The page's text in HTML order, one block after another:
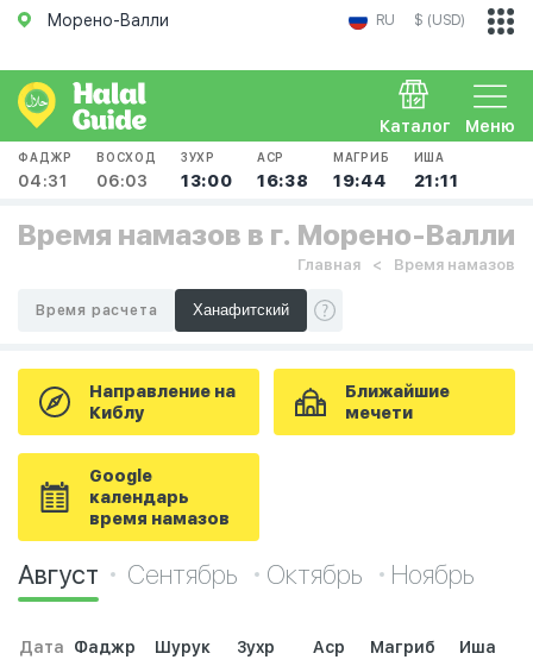
Морено-Валли RU $ (USD)
Меню
Каталог
ФАДЖР
04:31
ВОСХОД
06:03
ЗУХР
13:00
АСР
16:38
МАГРИБ
19:44
ИША
21:11
Время намазов в г. Морено-Валли
Главная Время намазов
Время расчета
Направление на
Киблу
Ближайшие
мечети
Google
календарь
время намазов
Август Сентябрь Октябрь Ноябрь
Дата Фаджр Шурук Зухр Аср Магриб Иша